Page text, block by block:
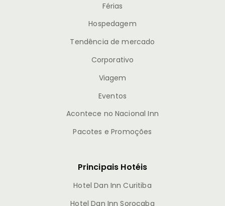
Férias
Hospedagem
Tendência de mercado
Corporativo
Viagem
Eventos
Acontece no Nacional Inn
Pacotes e Promoções
Principais Hotéis
Hotel Dan Inn Curitiba
Hotel Dan Inn Sorocaba